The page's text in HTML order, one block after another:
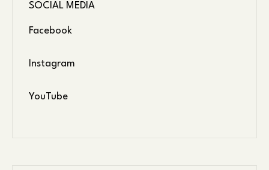
SOCIAL MEDIA
Facebook
Instagram
YouTube